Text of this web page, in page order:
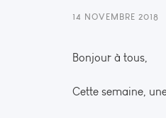
14 NOVEMBRE 2018
Bonjour à tous,
Cette semaine,